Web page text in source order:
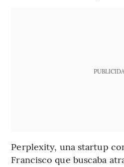
Perplexity, una startup
Francisco que buscaba